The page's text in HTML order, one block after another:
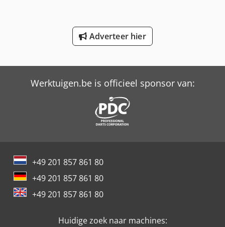
Knikmops Km 80
Knikmops Km 90 Te
New Holland-Kobelco
Schaffer 8610 T
Schaffer 9380 T
Adverteer hier
Werktuigen.be is officieel sponsor van:
+49 201 857 861 80
+49 201 857 861 80
+49 201 857 861 80
Huidige zoek naar machines: